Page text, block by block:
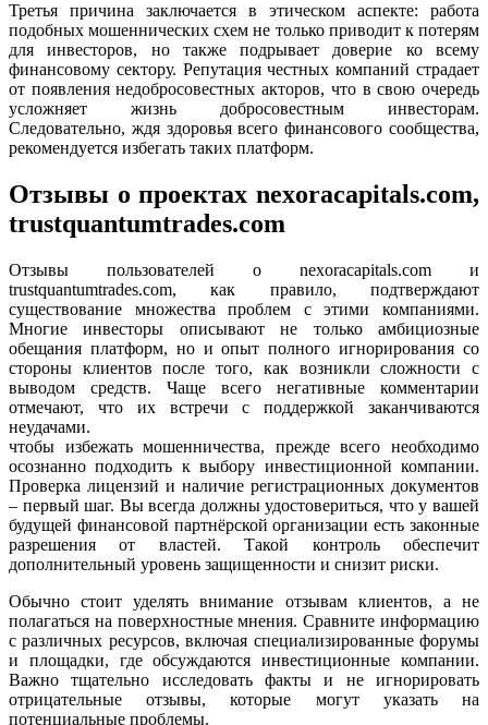
Третья причина заключается в этическом аспекте: работа
подобных мошеннических схем не только приводит к потерям
для инвесторов, но также подрывает доверие ко всему
финансовому сектору. Репутация честных компаний страдает
от появления недобросовестных акторов, что в свою очередь
усложняет жизнь добросовестным инвесторам.
Следовательно, ждя здоровья всего финансового сообщества,
рекомендуется избегать таких платформ.
Отзывы о проектах nexoracapitals.com,
trustquantumtrades.com
Отзывы пользователей о nexoracapitals.com и
trustquantumtrades.com, как правило, подтверждают
существование множества проблем с этими компаниями.
Многие инвесторы описывают не только амбициозные
обещания платформ, но и опыт полного игнорирования со
стороны клиентов после того, как возникли сложности с
выводом средств. Чаще всего негативные комментарии
отмечают, что их встречи с поддержкой заканчиваются
неудачами.
чтобы избежать мошенничества, прежде всего необходимо
осознанно подходить к выбору инвестиционной компании.
Проверка лицензий и наличие регистрационных документов
– первый шаг. Вы всегда должны удостовериться, что у вашей
будущей финансовой партнёрской организации есть законные
разрешения от властей. Такой контроль обеспечит
дополнительный уровень защищенности и снизит риски.
Обычно стоит уделять внимание отзывам клиентов, а не
полагаться на поверхностные мнения. Сравните информацию
с различных ресурсов, включая специализированные форумы
и площадки, где обсуждаются инвестиционные компании.
Важно тщательно исследовать факты и не игнорировать
отрицательные отзывы, которые могут указать на
потенциальные проблемы.